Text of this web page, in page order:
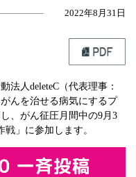
2022年8月31日
法人deleteC（代表理事：
んを治せる病気にするプ
、がん征圧月間中の9月3
戦」に参加します。